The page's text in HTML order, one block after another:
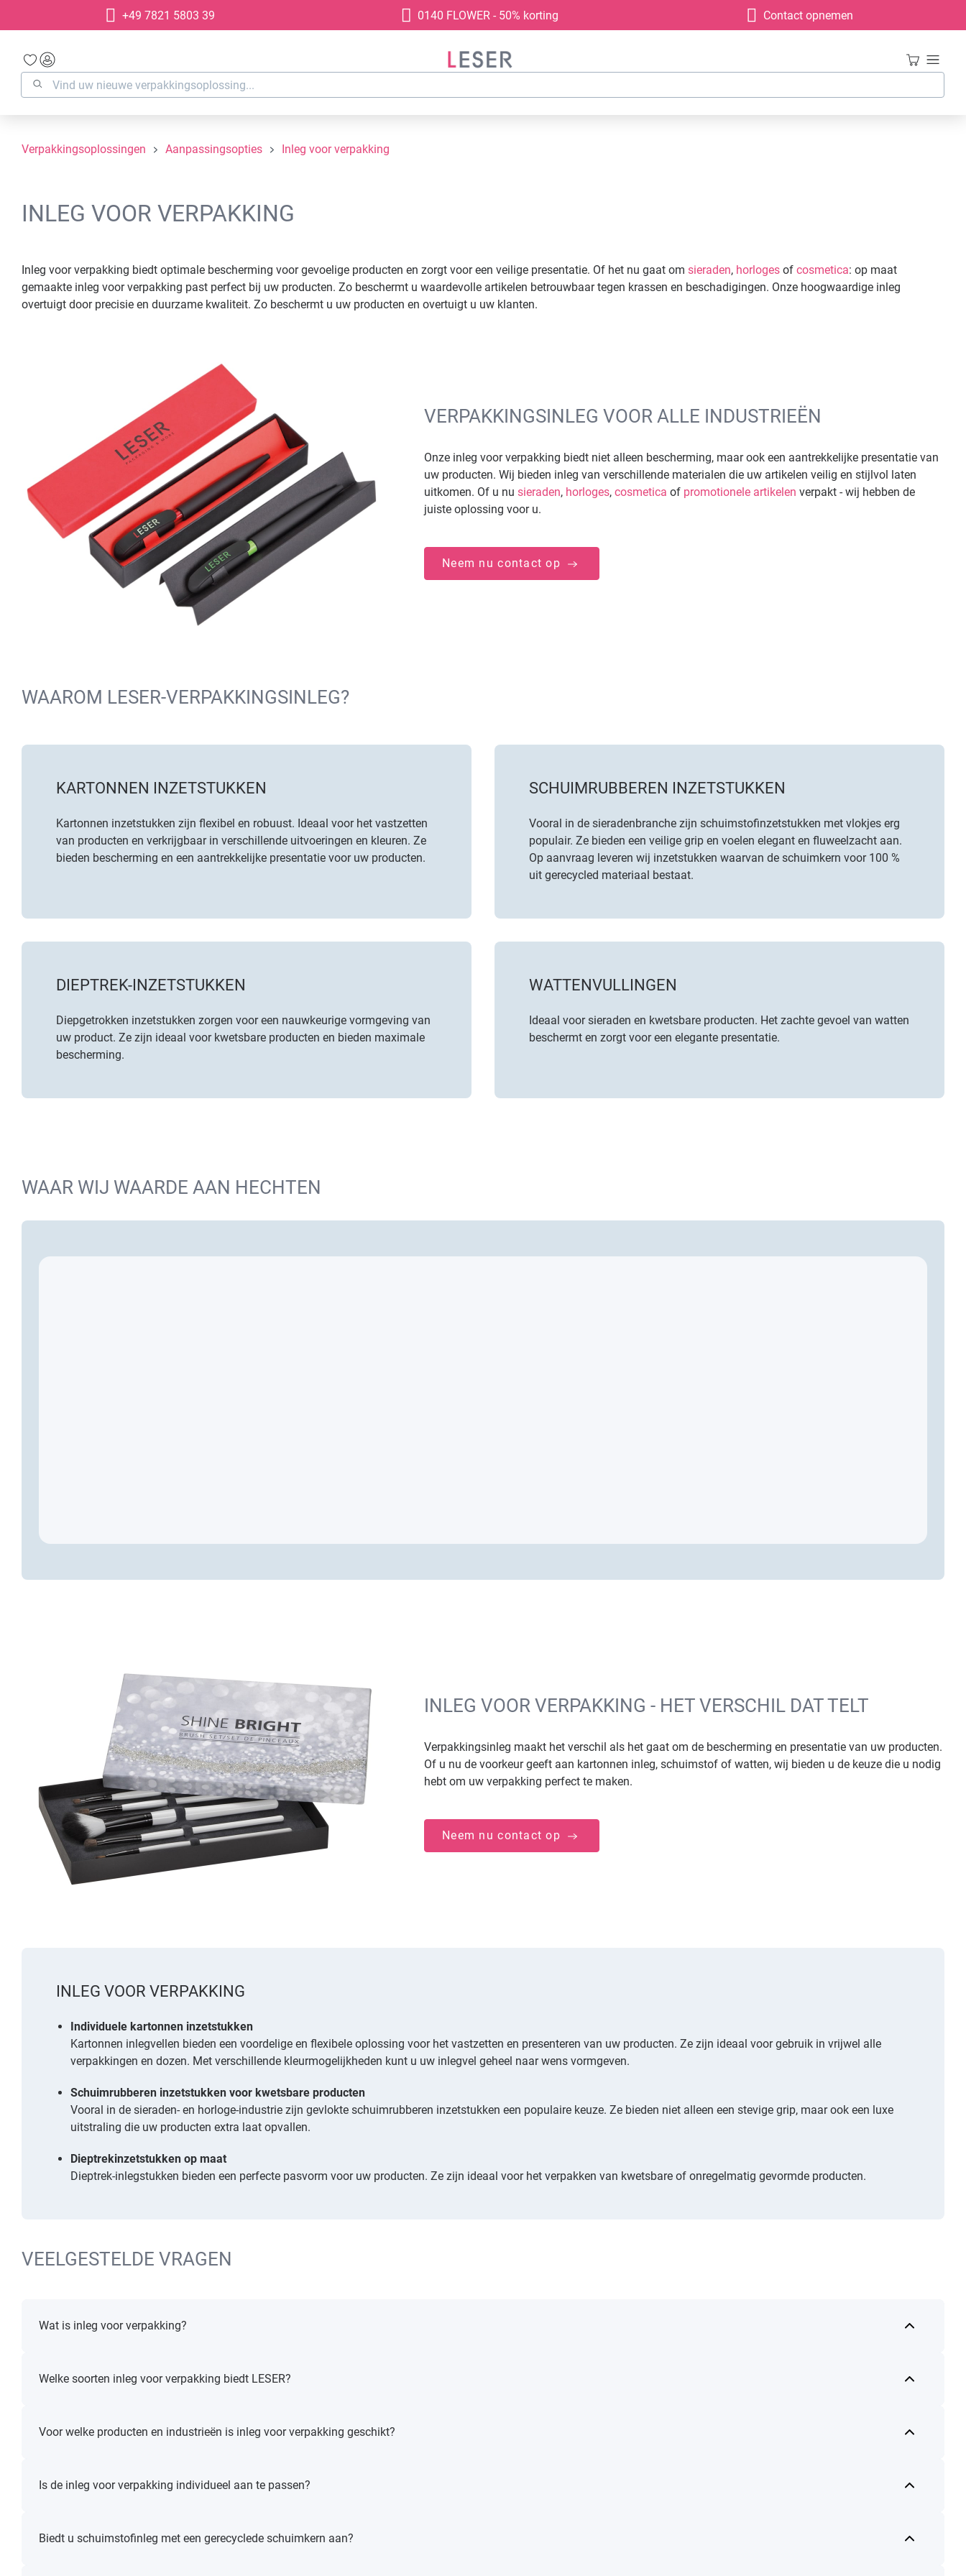
Ga naar de hoofdnavigatie
+49 7821 5803 39 0140 FLOWER - 50% korting Contact opnemen
Verpakkingsoplossingen Aanpassingsopties Inleg voor verpakking
INLEG VOOR VERPAKKING
Inleg voor verpakking biedt optimale bescherming voor gevoelige producten en zorgt voor een veilige presentatie. Of het nu gaat om sieraden, horloges of cosmetica: op maat
gemaakte inleg voor verpakking past perfect bij uw producten. Zo beschermt u waardevolle artikelen betrouwbaar tegen krassen en beschadigingen. Onze hoogwaardige inleg
overtuigt door precisie en duurzame kwaliteit. Zo beschermt u uw producten en overtuigt u uw klanten.
VERPAKKINGSINLEG VOOR ALLE INDUSTRIEËN
Onze inleg voor verpakking biedt niet alleen bescherming, maar ook een aantrekkelijke presentatie van
uw producten. Wij bieden inleg van verschillende materialen die uw artikelen veilig en stijlvol laten
uitkomen. Of u nu sieraden, horloges, cosmetica of promotionele artikelen verpakt - wij hebben de
juiste oplossing voor u.
Neem nu contact op
WAAROM LESER-VERPAKKINGSINLEG?
KARTONNEN INZETSTUKKEN
Kartonnen inzetstukken zijn flexibel en robuust. Ideaal voor het vastzetten
van producten en verkrijgbaar in verschillende uitvoeringen en kleuren. Ze
bieden bescherming en een aantrekkelijke presentatie voor uw producten.
SCHUIMRUBBEREN INZETSTUKKEN
Vooral in de sieradenbranche zijn schuimstofinzetstukken met vlokjes erg
populair. Ze bieden een veilige grip en voelen elegant en fluweelzacht aan.
Op aanvraag leveren wij inzetstukken waarvan de schuimkern voor 100 %
uit gerecycled materiaal bestaat.
DIEPTREK-INZETSTUKKEN
Diepgetrokken inzetstukken zorgen voor een nauwkeurige vormgeving van
uw product. Ze zijn ideaal voor kwetsbare producten en bieden maximale
bescherming.
WATTENVULLINGEN
Ideaal voor sieraden en kwetsbare producten. Het zachte gevoel van watten
beschermt en zorgt voor een elegante presentatie.
WAAR WIJ WAARDE AAN HECHTEN
INLEG VOOR VERPAKKING - HET VERSCHIL DAT TELT
Verpakkingsinleg maakt het verschil als het gaat om de bescherming en presentatie van uw producten.
Of u nu de voorkeur geeft aan kartonnen inleg, schuimstof of watten, wij bieden u de keuze die u nodig
hebt om uw verpakking perfect te maken.
Neem nu contact op
INLEG VOOR VERPAKKING
Individuele kartonnen inzetstukken
Kartonnen inlegvellen bieden een voordelige en flexibele oplossing voor het vastzetten en presenteren van uw producten. Ze zijn ideaal voor gebruik in vrijwel alle
verpakkingen en dozen. Met verschillende kleurmogelijkheden kunt u uw inlegvel geheel naar wens vormgeven.
Schuimrubberen inzetstukken voor kwetsbare producten
Vooral in de sieraden- en horloge-industrie zijn gevlokte schuimrubberen inzetstukken een populaire keuze. Ze bieden niet alleen een stevige grip, maar ook een luxe
uitstraling die uw producten extra laat opvallen.
Dieptrekinzetstukken op maat
Dieptrek-inlegstukken bieden een perfecte pasvorm voor uw producten. Ze zijn ideaal voor het verpakken van kwetsbare of onregelmatig gevormde producten.
VEELGESTELDE VRAGEN
Wat is inleg voor verpakking?
Welke soorten inleg voor verpakking biedt LESER?
Voor welke producten en industrieën is inleg voor verpakking geschikt?
Is de inleg voor verpakking individueel aan te passen?
Biedt u schuimstofinleg met een gerecyclede schuimkern aan?